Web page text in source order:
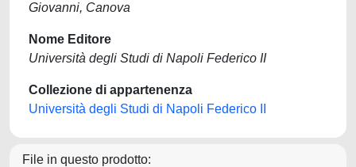
Giovanni, Canova
Nome Editore
Università degli Studi di Napoli Federico II
Collezione di appartenenza
Università degli Studi di Napoli Federico II
File in questo prodotto: